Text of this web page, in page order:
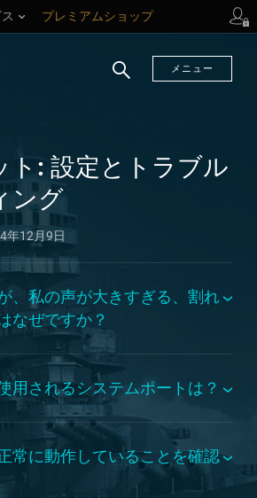
プレミアムショップ
メニュー
ト: 設定とトラブル
ング
年12月9日
、私の声が大きすぎる、割れ
なぜですか？
用されるシステムポートは？
常に動作していることを確認